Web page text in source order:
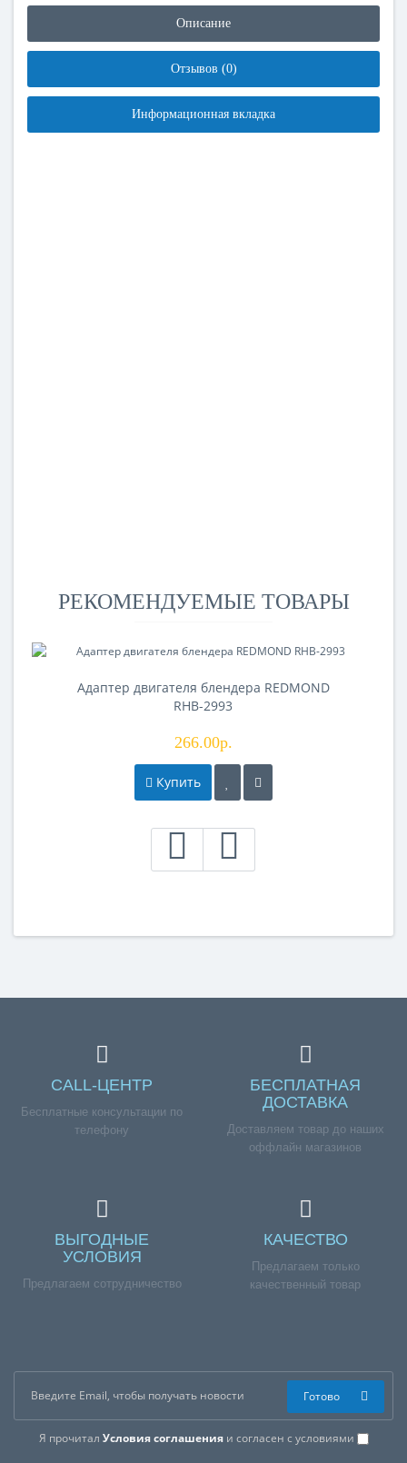
Описание
Отзывов (0)
Информационная вкладка
РЕКОМЕНДУЕМЫЕ ТОВАРЫ
Адаптер двигателя блендера REDMOND
RHB-2993
266.00р.
Купить
CALL-ЦЕНТР
Бесплатные консультации по
телефону
БЕСПЛАТНАЯ
ДОСТАВКА
Доставляем товар до наших
оффлайн магазинов
ВЫГОДНЫЕ
УСЛОВИЯ
Предлагаем сотрудничество
КАЧЕСТВО
Предлагаем только
качественный товар
Я прочитал Условия соглашенияи согласен с условиями
Готово